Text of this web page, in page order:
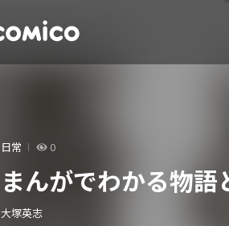
日常 0
まんがでわかる物語
大塚英志